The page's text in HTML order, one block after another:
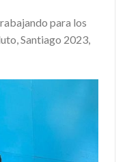
para los
Santiago 2023,